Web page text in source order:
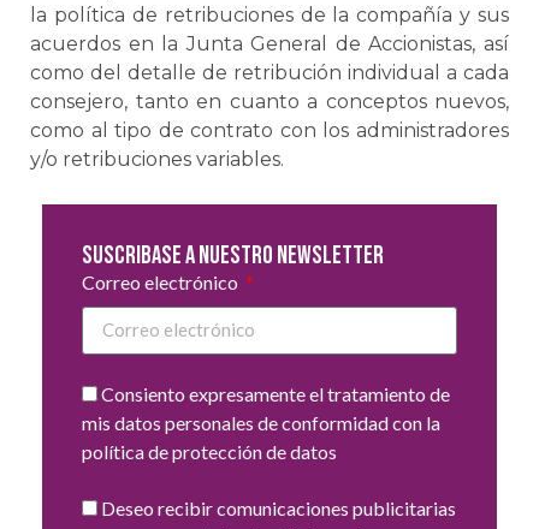
la política de retribuciones de la compañía y sus
acuerdos en la Junta General de Accionistas, así
como del detalle de retribución individual a cada
consejero, tanto en cuanto a conceptos nuevos,
como al tipo de contrato con los administradores
y/o retribuciones variables.
Suscribase a nuestro newsletter
Correo electrónico
Consiento expresamente el tratamiento de
mis datos personales de conformidad con la
política de protección de datos
Deseo recibir comunicaciones publicitarias